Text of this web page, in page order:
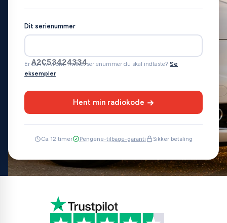
Dit serienummer
A2C53424334
Er du i tvivl om, hvilket serienummer du skal indtaste? Se
eksempler
Hent min radiokode
Ca. 12 timer Pengene-tilbage-garanti Sikker betaling